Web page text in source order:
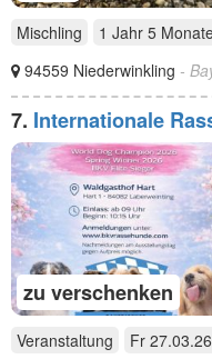
Mischling 1 Jahr 5
94559 Niederwinkling -
7. Internationale
Hundeausstellung
zu verschenken
Veranstaltung
Fr 27.03.26